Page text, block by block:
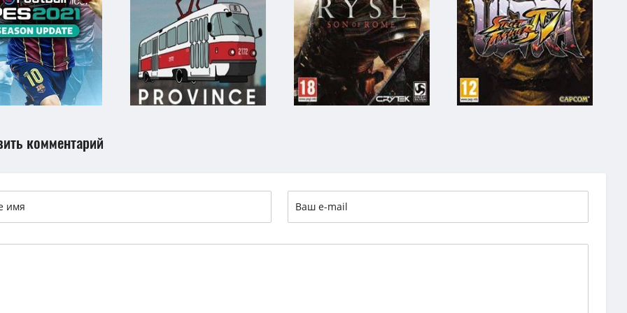
комментарий